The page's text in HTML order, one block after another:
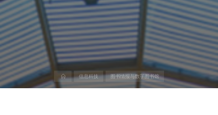
首
信息科技 图书情报与数字图书馆